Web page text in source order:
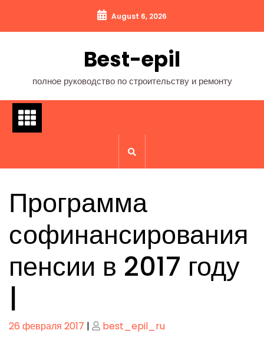
содержимому
August 6, 2026
Best-epil
полное руководство по строительству и ремонту
Программа
софинансирования
пенсии в 2017 году
|
Опубликовано
26 февраля 2017 | Опубликовано
best_epil_ru